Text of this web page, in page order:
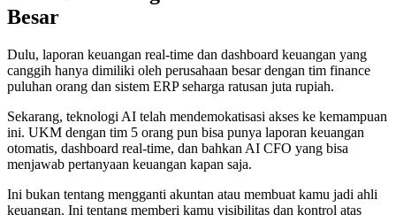
Besar
Dulu, laporan keuangan real-time dan dashboard keuangan yang
canggih hanya dimiliki oleh perusahaan besar dengan tim finance
puluhan orang dan sistem ERP seharga ratusan juta rupiah.
Sekarang, teknologi AI telah mendemokatisasi akses ke kemampuan
ini. UKM dengan tim 5 orang pun bisa punya laporan keuangan
otomatis, dashboard real-time, dan bahkan AI CFO yang bisa
menjawab pertanyaan keuangan kapan saja.
Ini bukan tentang mengganti akuntan atau membuat kamu jadi ahli
keuangan. Ini tentang memberi kamu visibilitas dan kontrol atas